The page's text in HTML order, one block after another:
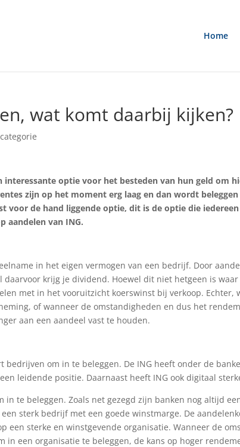
Home
wat komt daarbij kijken?
interessante optie voor het besteden van hun geld om
zijn op het moment erg laag en dan wordt
voor de hand liggende optie, dit is de optie die
aandelen van ING.
in het eigen vermogen van een bedrijf. Door
krijg je dividend. Hoewel dit niet hetgeen is waar
met in het vooruitzicht koerswinst bij verkoop. Echter,
of wanneer de omstandigheden en dus het
aan een aandeel vast te houden.
om in te beleggen. De ING heeft onder de
leidende positie. Daarnaast heeft ING ook digitaal
in te beleggen. Zoals net gezegd zijn banken nog altijd
sterk bedrijf met een goede winstmarge. De
een sterke en winstgevende organisatie. Wanneer de
in een organisatie te beleggen, de kans op hoger